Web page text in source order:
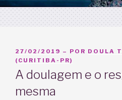
PUBLICADO
EM
27/02/2019 – POR DOULA
(CURITIBA-PR)
A doulagem e o
mesma